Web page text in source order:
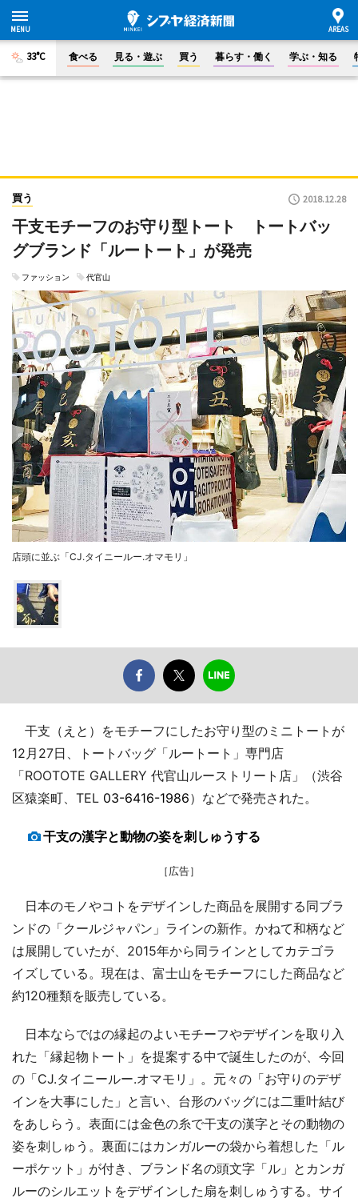
33°C 食べる 見る・遊ぶ 買う 暮らす・働く 学ぶ・知る
買う 2018.12.28
干支モチーフのお守り型トート トートバッ
グブランド「ルートート」が発売
ファッション 代官山
店頭に並ぶ「CJ.タイニールー.オマモリ」
干支（えと）をモチーフにしたお守り型のミニトートが
12月27日、トートバッグ「ルートート」専門店
「ROOTOTE GALLERY 代官山ルーストリート店」（渋谷
区猿楽町、TEL 03-6416-1986）などで発売された。
干支の漢字と動物の姿を刺しゅうする
［広告］
日本のモノやコトをデザインした商品を展開する同ブラ
ンドの「クールジャパン」ラインの新作。かねて和柄など
は展開していたが、2015年から同ラインとしてカテゴラ
イズしている。現在は、富士山をモチーフにした商品など
約120種類を販売している。
日本ならではの縁起のよいモチーフやデザインを取り入
れた「縁起物トート」を提案する中で誕生したのが、今回
の「CJ.タイニールー.オマモリ」。元々の「お守りのデザ
インを大事にした」と言い、台形のバッグには二重叶結び
をあしらう。表面には金色の糸で干支の漢字とその動物の
姿を刺しゅう。裏面にはカンガルーの袋から着想した「ル
ーポケット」が付き、ブランド名の頭文字「ル」とカンガ
ルーのシルエットをデザインした扇を刺しゅうする。サイ